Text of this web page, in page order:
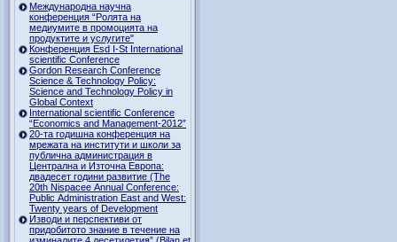
Международна научна
конференция “Ролята на
медиумите в промоцията на
продуктите и услугите"
Конференция Esd I-St International
scientific Conference
Gordon Research Сonference
Science & Technology Policy:
Science and Technology Policy in
Global Context
International scientific Conference
“Economics and Management-2012”
20-та годишна конференция на
мрежата на институти и школи за
публична администрация в
Централна и Източна Европа:
двадесет години развитие (The
20th Nispacee Annual Conference:
Public Administration East and West:
Twenty years of Development
Изводи и перспективи от
придобитото знание в течение на